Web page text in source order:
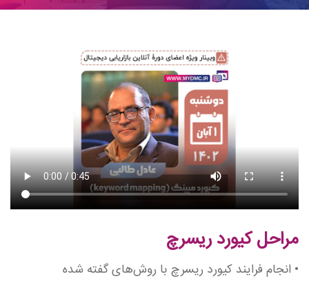
مراحل کیورد ریسرچ
• انجام فرایند کیورد ریسرچ با روش‌های گفته شده